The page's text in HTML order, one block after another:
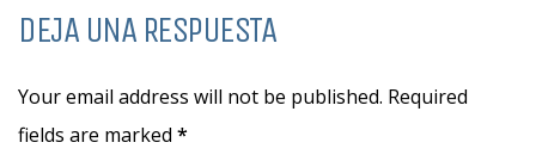
DEJA UNA RESPUESTA
Your email address will not be published. Required
fields are marked *